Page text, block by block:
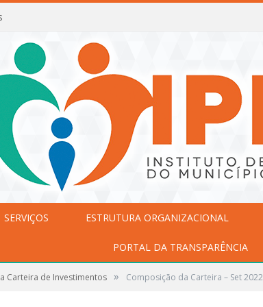
SERVIÇOS ESTRUTURA ORGANIZACIONAL
PORTAL DA TRANSPARÊNCIA
Carteira de Investimentos » Composição da Carteira – Set 2022